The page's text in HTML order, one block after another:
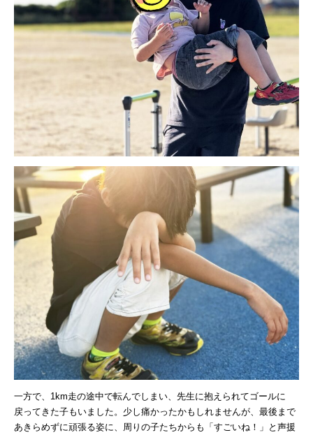
一方で、1km走の途中で転んでしまい、先生に抱えられてゴールに
戻ってきた子もいました。少し痛かったかもしれませんが、最後まで
あきらめずに頑張る姿に、周りの子たちからも「すごいね！」と声援